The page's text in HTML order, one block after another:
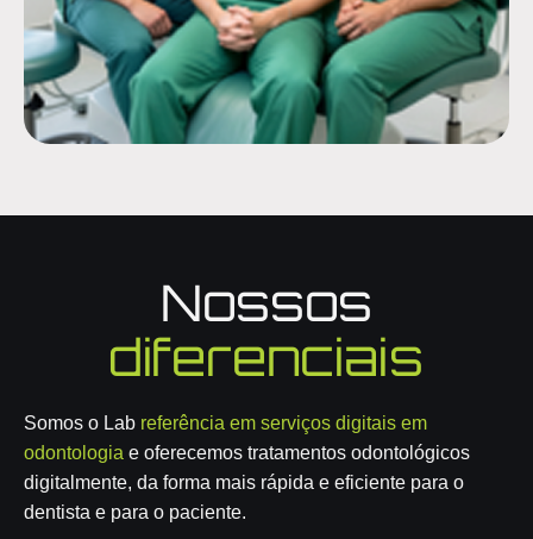
Nossos
diferenciais
Somos o Lab referência em serviços digitais em
odontologia e oferecemos tratamentos odontológicos
digitalmente, da forma mais rápida e eficiente para o
dentista e para o paciente.